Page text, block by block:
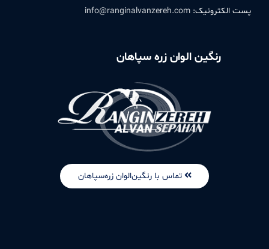
پست الکترونیک: info@ranginalvanzereh.com
رنگین الوان زره سپاهان
تماس با رنگین‌الوان زره‌سپاهان